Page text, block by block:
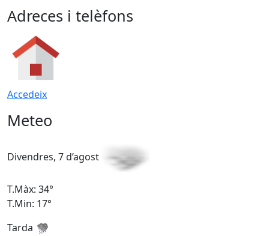
Adreces i telèfons
Accedeix
Meteo
Divendres, 7 d’agost
T.Màx: 34°
T.Min: 17°
Tarda